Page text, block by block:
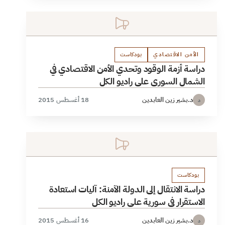
الأمن الاقتصادي بودكاست
دراسة أزمة الوقود وتحدي الأمن الاقتصادي في
الشمال السوري على راديو الكل
د د.بشير زين العابدين 18 أغسطس 2015
بودكاست
دراسة الانتقال إلى الدولة الآمنة: آليات استعادة
الاستقرار في سورية على راديو الكل
د د.بشير زين العابدين 16 أغسطس 2015